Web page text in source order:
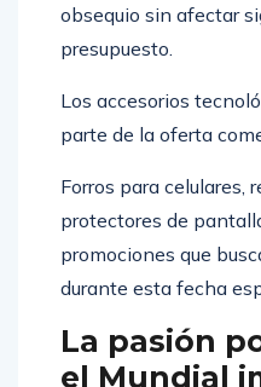
obsequio sin afectar
presupuesto.
Los accesorios
parte de la oferta
Forros para celulares,
protectores de
promociones que
durante esta fecha
La pasión
el Mundial